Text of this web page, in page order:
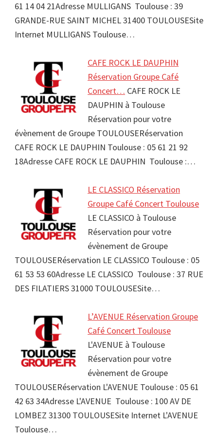
61 14 04 21Adresse MULLIGANS Toulouse : 39
GRANDE-RUE SAINT MICHEL 31400 TOULOUSESite
Internet MULLIGANS Toulouse…
CAFE ROCK LE DAUPHIN
Réservation Groupe Café
Concert… CAFE ROCK LE
DAUPHIN à Toulouse
Réservation pour votre
évènement de Groupe TOULOUSERéservation
CAFE ROCK LE DAUPHIN Toulouse : 05 61 21 92
18Adresse CAFE ROCK LE DAUPHIN Toulouse :…
LE CLASSICO Réservation
Groupe Café Concert Toulouse
LE CLASSICO à Toulouse
Réservation pour votre
évènement de Groupe
TOULOUSERéservation LE CLASSICO Toulouse : 05
61 53 53 60Adresse LE CLASSICO Toulouse : 37 RUE
DES FILATIERS 31000 TOULOUSESite…
L’AVENUE Réservation Groupe
Café Concert Toulouse
L'AVENUE à Toulouse
Réservation pour votre
évènement de Groupe
TOULOUSERéservation L'AVENUE Toulouse : 05 61
42 63 34Adresse L'AVENUE Toulouse : 100 AV DE
LOMBEZ 31300 TOULOUSESite Internet L'AVENUE
Toulouse…